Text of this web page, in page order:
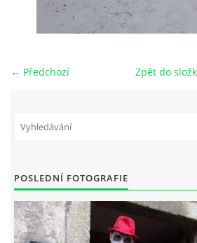
← Předchozí Zpět do
POSLEDNÍ FOTOGRAFIE